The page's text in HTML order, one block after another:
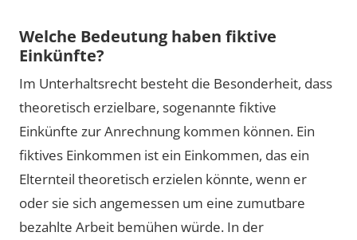
Welche Bedeutung haben fiktive
Einkünfte?
Im Unterhaltsrecht besteht die Besonderheit, dass
theoretisch erzielbare, sogenannte fiktive
Einkünfte zur Anrechnung kommen können. Ein
fiktives Einkommen ist ein Einkommen, das ein
Elternteil theoretisch erzielen könnte, wenn er
oder sie sich angemessen um eine zumutbare
bezahlte Arbeit bemühen würde. In der